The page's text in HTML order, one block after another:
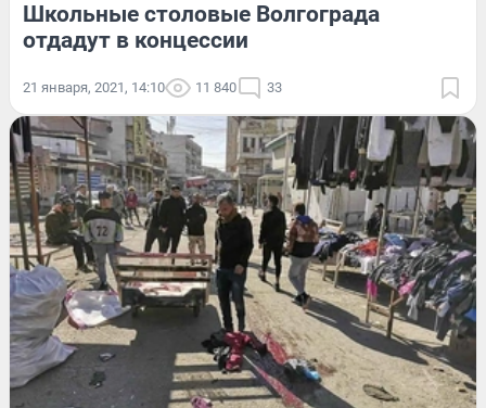
Школьные столовые Волгограда
отдадут в концессии
21 января, 2021, 14:10 11 840 33